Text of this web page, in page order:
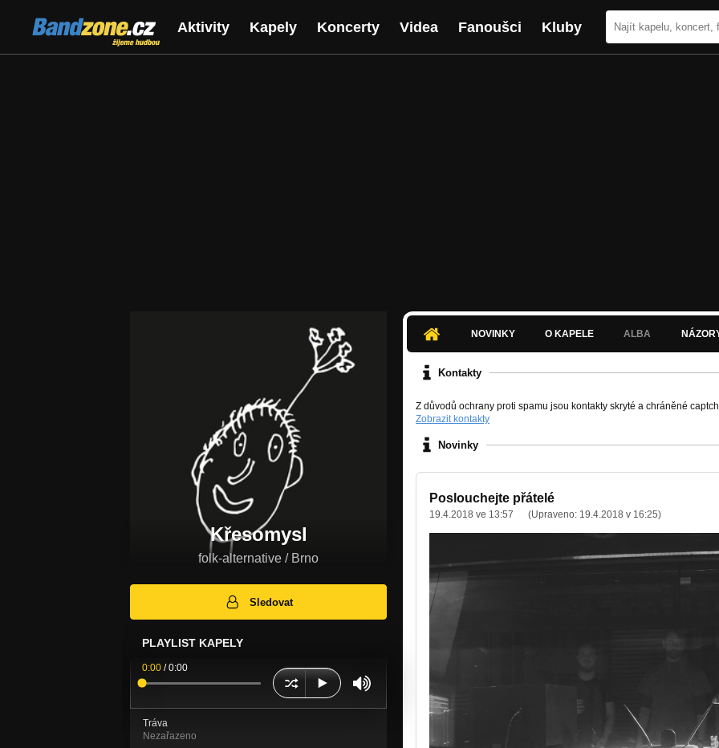
Bandzone.cz
žijeme hudbou
Aktivity Kapely Koncerty Videa Fanoušci Kluby
Křesomysl
folk-alternative / Brno
Sledovat
PLAYLIST KAPELY
0:00 /0:00
Tráva
Nezařazeno
NOVINKY O KAPELE ALBA
Kontakty
Z důvodů ochrany proti spamu jsou kontakty skryté a chráněné
Zobrazit kontakty
Novinky
Poslouchejte přátelé
19.4.2018 ve 13:57 (Upraveno: 19.4.2018 v 16:25)